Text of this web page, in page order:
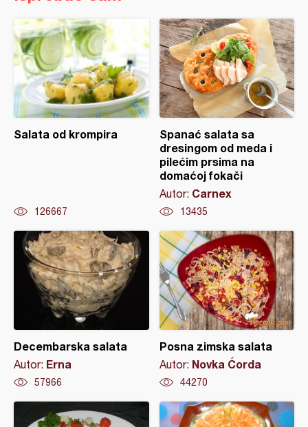
Salata od krompira
126667
Spanać salata sa
dresingom od meda i
pilećim prsima na
domaćoj fokači
Autor: Carnex
13435
Decembarska salata
Autor: Erna
57966
Posna zimska salata
Autor: Novka Ćorda
44270